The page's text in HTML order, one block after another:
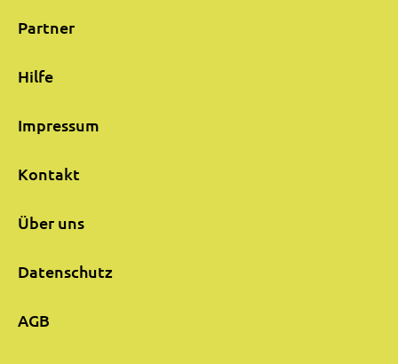
Partner
Hilfe
Impressum
Kontakt
Über uns
Datenschutz
AGB